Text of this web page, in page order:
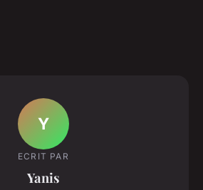
Y
ECRIT PAR
Yanis